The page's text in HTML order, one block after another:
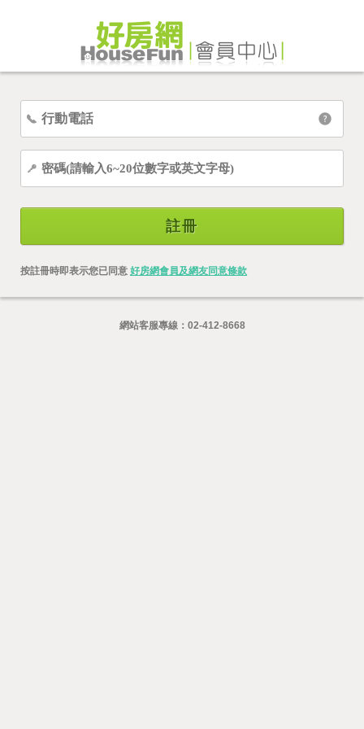
註冊
按註冊時即表示您已同意 好房網會員及網友同意條款
網站客服專線： 02-412-8668